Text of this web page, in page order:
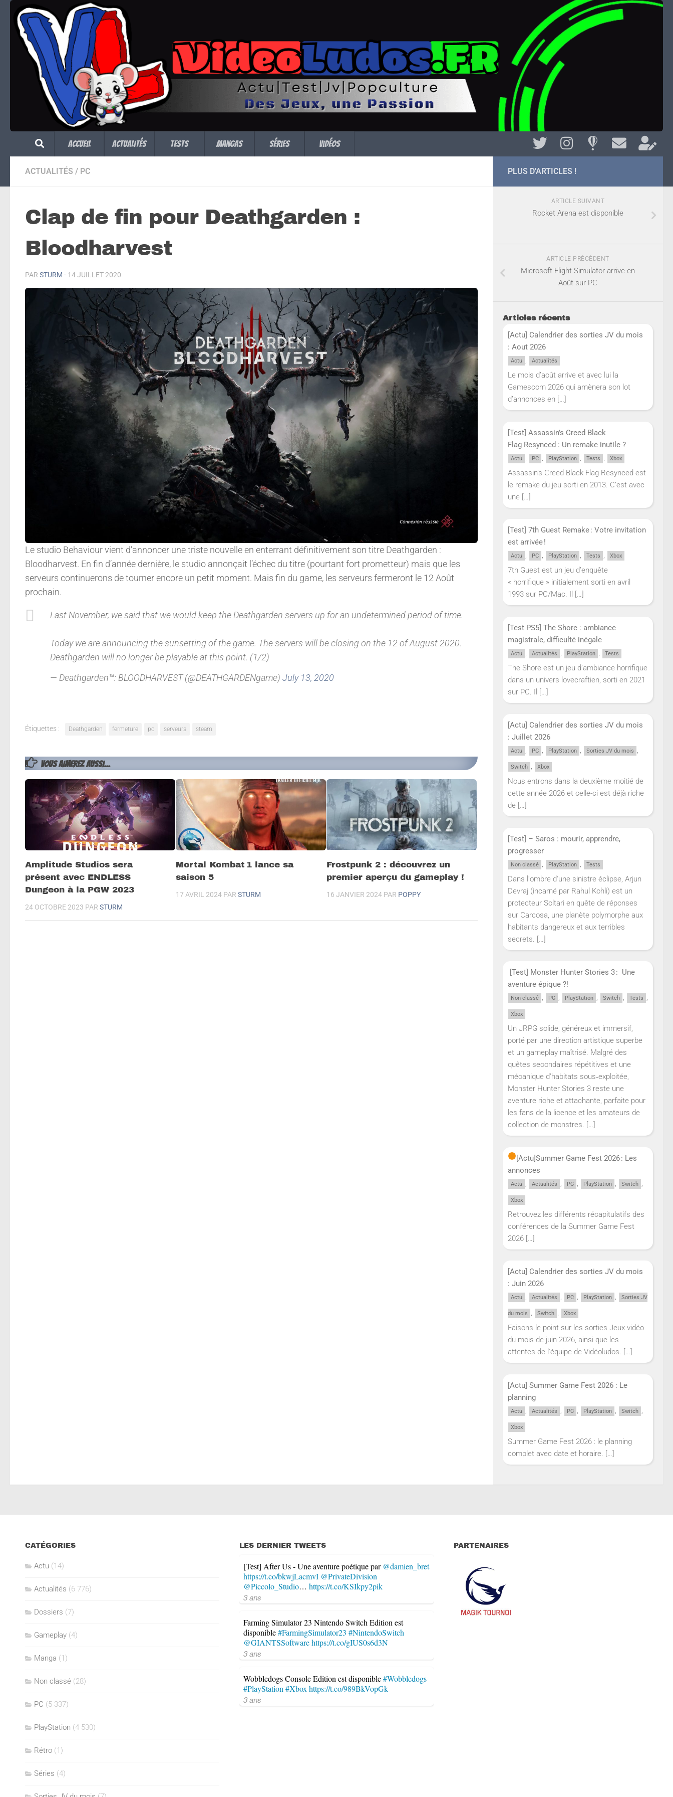
Skip to content
Accueil Actualités Tests Mangas Séries Vidéos
ACTUALITÉS / PC
Clap de fin pour Deathgarden :
Bloodharvest
PAR STURM · 14 JUILLET 2020
Le studio Behaviour vient d’annoncer une triste nouvelle en enterrant définitivement son titre Deathgarden :
Bloodharvest. En fin d’année dernière, le studio annonçait l’échec du titre (pourtant fort prometteur) mais que les
serveurs continuerons de tourner encore un petit moment. Mais fin du game, les serveurs fermeront le 12 Août
prochain.
Last November, we said that we would keep the Deathgarden servers up for an undetermined period of time.
Today we are announcing the sunsetting of the game. The servers will be closing on the 12 of August 2020.
Deathgarden will no longer be playable at this point. (1/2)
— Deathgarden™: BLOODHARVEST (@DEATHGARDENgame) July 13, 2020
Étiquettes : Deathgarden fermeture pc serveurs steam
VOUS AIMEREZ AUSSI...
Amplitude Studios sera
présent avec ENDLESS
Dungeon à la PGW 2023
24 OCTOBRE 2023 PAR STURM
Mortal Kombat 1 lance sa
saison 5
17 AVRIL 2024 PARSTURM
Frostpunk 2 : découvrez un
premier aperçu du gameplay !
16 JANVIER 2024 PAR POPPY
PLUS D'ARTICLES !
ARTICLE SUIVANT
Rocket Arena est disponible
ARTICLE PRÉCÉDENT
Microsoft Flight Simulator arrive en
Août sur PC
Articles récents
[Actu] Calendrier des sorties JV du mois
: Aout 2026
Actu , Actualités
Le mois d’août arrive et avec lui la
Gamescom 2026 qui amènera son lot
d’annonces en […]
[Test] Assassin’s Creed Black
Flag Resynced : Un remake inutile ?
Actu , PC , PlayStation , Tests , Xbox
Assassin’s Creed Black Flag Resynced est
le remake du jeu sorti en 2013. C’est avec
une […]
[Test] 7th Guest Remake : Votre invitation
est arrivée !
Actu , PC , PlayStation , Tests , Xbox
7th Guest est un jeu d’enquête
« horrifique » initialement sorti en avril
1993 sur PC/Mac. Il
[…]
[Test PS5] The Shore : ambiance
magistrale, difficulté inégale
Actu , Actualités , PlayStation , Tests
The Shore est un jeu d’ambiance horrifique
dans un univers lovecraftien, sorti en 2021
sur PC. Il […]
[Actu] Calendrier des sorties JV du mois
: Juillet 2026
Actu , PC , PlayStation , Sorties JV du mois ,
Switch , Xbox
Nous entrons dans la deuxième moitié de
cette année 2026 et celle-ci est déjà riche
de […]
[Test] – Saros : mourir, apprendre,
progresser
Non classé , PlayStation , Tests
Dans l'ombre d'une sinistre éclipse, Arjun
Devraj (incarné par Rahul Kohli) est un
protecteur Soltari en quête de réponses
sur Carcosa, une planète polymorphe aux
habitants dangereux et aux terribles
secrets. […]
[Test] Monster Hunter Stories 3 : Une
aventure épique ?!
Non classé , PC , PlayStation , Switch , Tests ,
Xbox
Un JRPG solide, généreux et immersif,
porté par une direction artistique superbe
et un gameplay maîtrisé. Malgré des
quêtes secondaires répétitives et une
mécanique d’habitats sous‑exploitée,
Monster Hunter Stories 3 reste une
aventure riche et attachante, parfaite pour
les fans de la licence et les amateurs de
collection de monstres. […]
[Actu]Summer Game Fest 2026 : Les
annonces
Actu , Actualités , PC , PlayStation , Switch ,
Xbox
Retrouvez les différents récapitulatifs des
conférences de la Summer Game Fest
2026 […]
[Actu] Calendrier des sorties JV du mois
: Juin 2026
Actu , Actualités , PC , PlayStation , Sorties JV
du mois , Switch , Xbox
Faisons le point sur les sorties Jeux vidéo
du mois de juin 2026, ainsi que les
attentes de l'équipe de Vidéoludos. […]
[Actu] Summer Game Fest 2026 : Le
planning
Actu , Actualités , PC , PlayStation , Switch ,
Xbox
Summer Game Fest 2026 : le planning
complet avec date et horaire. […]
CATÉGORIES
Actu (14)
Actualités (6 776)
Dossiers (7)
Gameplay (4)
Manga (1)
Non classé (28)
PC (5 337)
PlayStation (4 530)
Rétro (1)
Séries (4)
LES DERNIER TWEETS
[Test] After Us - Une aventure poétique par @damien_bret
https://t.co/bkwjLacmvI @PrivateDivision
@Piccolo_Studio… https://t.co/KSIkpy2pik
3 ans
Farming Simulator 23 Nintendo Switch Edition est
disponible#FarmingSimulator23 #NintendoSwitch
@GIANTSSoftwarehttps://t.co/gIUS0s6d3N
3 ans
Wobbledogs Console Edition est disponible#Wobbledogs
#PlayStation #Xbox https://t.co/989BkVopGk
3 ans
PARTENAIRES